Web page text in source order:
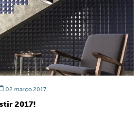
02 março 2017
2017!